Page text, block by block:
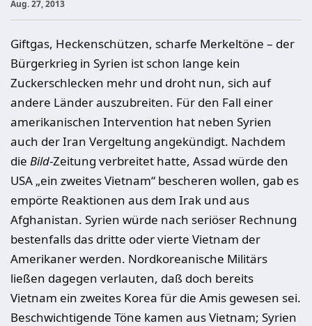
Aug. 27, 2013
Giftgas, Heckenschützen, scharfe Merkeltöne – der
Bürgerkrieg in Syrien ist schon lange kein
Zuckerschlecken mehr und droht nun, sich auf
andere Länder auszubreiten. Für den Fall einer
amerikanischen Intervention hat neben Syrien
auch der Iran Vergeltung angekündigt. Nachdem
die Bild-Zeitung verbreitet hatte, Assad würde den
USA „ein zweites Vietnam“ bescheren wollen, gab es
empörte Reaktionen aus dem Irak und aus
Afghanistan. Syrien würde nach seriöser Rechnung
bestenfalls das dritte oder vierte Vietnam der
Amerikaner werden. Nordkoreanische Militärs
ließen dagegen verlauten, daß doch bereits
Vietnam ein zweites Korea für die Amis gewesen sei.
Beschwichtigende Töne kamen aus Vietnam; Syrien